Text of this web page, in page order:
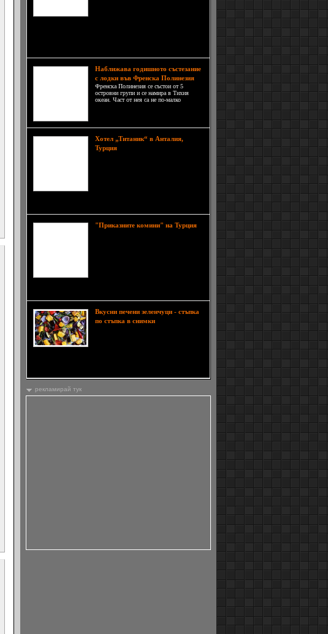
Наближава годишното състезание
с лодки във Френска Полинезия
Френска Полинезия се състои от 5
островни групи и се намира в Тихия
океан. Част от нея са не по-малко
на красотата на морските брегове и води.
Хотел „Титаник“ в Анталия,
ТурцияТурският хотел Titanic
"Приказните комини" на Турция
Вкусни печени зеленчуци - стъпка
по стъпка в снимкиЕто ви едно
рекламирай тук